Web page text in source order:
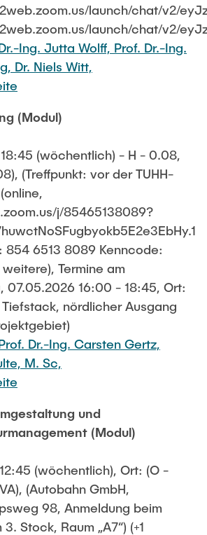
launch/chat/v2/
launch/chat/v2/
Ing. Jutta Wolff, Prof. Dr.-Ing.
Dr. Niels Witt,
(Modul)
(wöchentlich) - H - 0.08,
(Treffpunkt: vor der TUHH-
j/85465138089?
854 6513 8089 Kenncode:
weitere), Termine am
07.05.2026 16:00 - 18:45, Ort:
nördlicher Ausgang
Dr.-Ing. Carsten Gertz,
M. Sc,
und
(Modul)
(wöchentlich), Ort: (O -
(Autobahn GmbH,
98, Anmeldung beim
Stock, Raum „A7“) (+1